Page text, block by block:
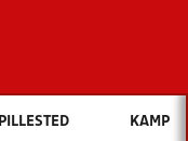
vil du søge efter?
KAMP